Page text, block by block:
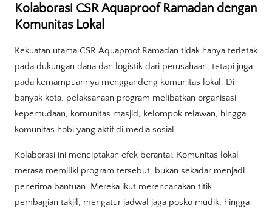
Kolaborasi CSR Aquaproof Ramadan dengan
Komunitas Lokal
Kekuatan utama CSR Aquaproof Ramadan tidak hanya terletak
pada dukungan dana dan logistik dari perusahaan, tetapi juga
pada kemampuannya menggandeng komunitas lokal. Di
banyak kota, pelaksanaan program melibatkan organisasi
kepemudaan, komunitas masjid, kelompok relawan, hingga
komunitas hobi yang aktif di media sosial.
Kolaborasi ini menciptakan efek berantai. Komunitas lokal
merasa memiliki program tersebut, bukan sekadar menjadi
penerima bantuan. Mereka ikut merencanakan titik
pembagian takjil, mengatur jadwal jaga posko mudik, hingga